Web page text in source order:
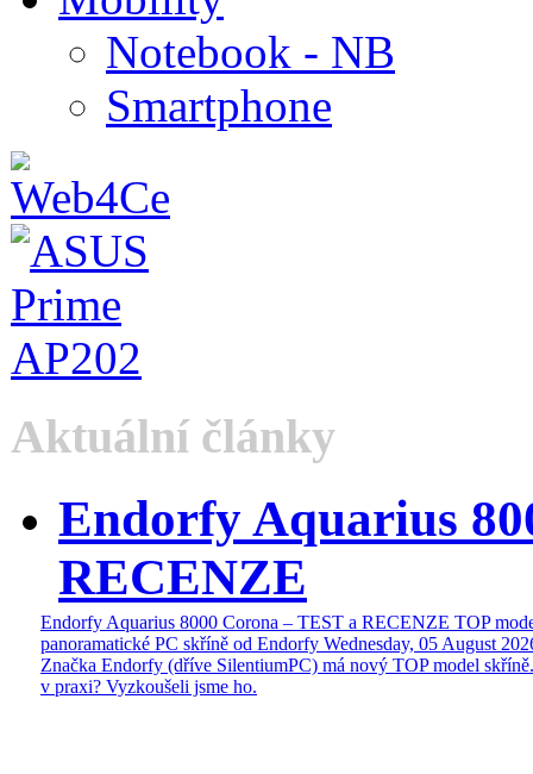
Notebook - NB
Smartphone
Aktuální články
Endorfy Aquarius
RECENZE
Endorfy Aquarius 8000 Corona – TEST a RECENZE TOP
panoramatické PC skříně od Endorfy Wednesday, 05 August
Značka Endorfy (dříve SilentiumPC) má nový TOP model
v praxi? Vyzkoušeli jsme ho.